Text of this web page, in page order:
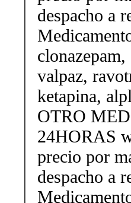
despacho a
valpaz,
ketapina,
OTRO
24HORAS
precio por
despacho a